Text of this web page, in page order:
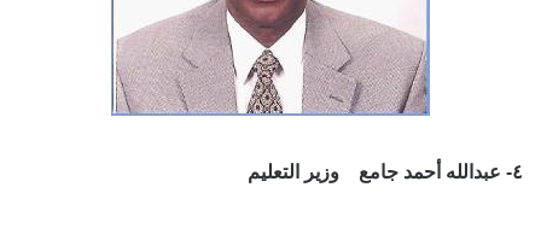
٤- عبدالله أحمد جامع وزير التعليم